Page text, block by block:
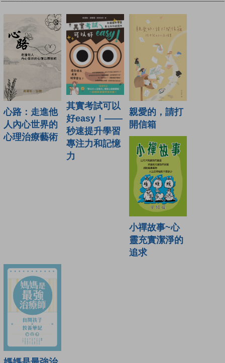
心路：走進他
人內心世界的
心理治療藝術
其實考試可以
好easy！——
秒速提升學習
專注力和記憶
力
親愛的，請打
開信箱
小禪故事~心
靈充實潔淨的
追求